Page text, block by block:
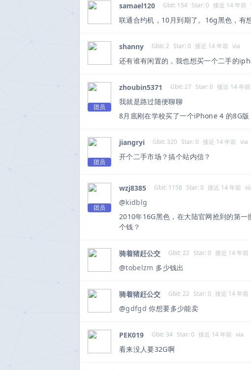
samael120 Gbit: 154 Star: 0 接近 14 年前
联通合约机，10月到期了。16g黑色，有
shanny Gbit: 2 Star: 0 接近 14 年前 via
还有谁有闲置的，我也想买一个二手的
团员
zhoubin5371 Gbit: 27 Star: 0 接近 14 年前
我就是路过随便聊聊
8月底刚在学校买了一个iPhone 4 的8G版
团员
jiangryi Gbit: 320 Star: 0 接近 14 年前 via
开个二手市场？搞个站内信？
团员
wzj8385 Gbit: 1158 Star: 0 接近 14 年前
@kidblg
2010年16G黑色，在大陆官网抢到的第
个钱？
骑着猪赶公交 Gbit: 22 Star: 0 接近 14 年前
@tobelzm 多少钱出
骑着猪赶公交 Gbit: 22 Star: 0 接近 14 年前
@gdfgd 你想要多少能卖
PEK019 Gbit: 34 Star: 0 接近 14 年前 via
看来没人要32G啊